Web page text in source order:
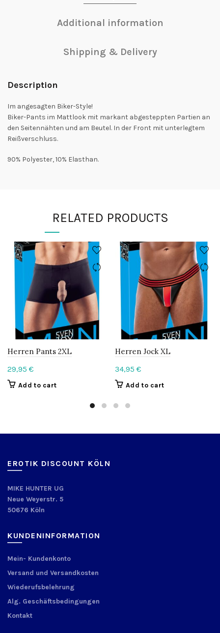
Additional information
Shipping & Delivery
Description
Im angesagten Biker-Style!
Biker-Pants im Mattlook mit markant abgesteppten Partien an
den Seitennähten und am Beutel. In der Front mit unterlegtem
Reißverschluss.
90% Polyester, 10% Elasthan.
RELATED PRODUCTS
Herren Pants 2XL
29,95 €
Add to cart
Herren Jock XL
34,95 €
Add to cart
EROTIK DISCOUNT KÖLN
MIKE HUNTER UG
Neue Weyerstr. 5
50676 Köln
KUNDENINFORMATION
Mein- Kundenkonto
Versand und Versandkosten
Wiederufsbelehrung
Alg. Geschäftsbedingungen
Kontakt